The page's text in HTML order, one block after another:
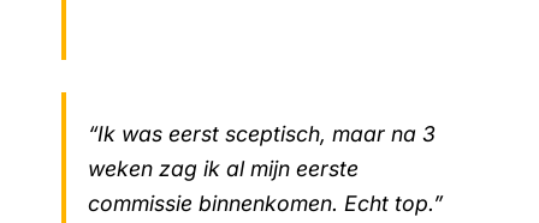
“Ik was eerst sceptisch, maar na 3
weken zag ik al mijn eerste
commissie binnenkomen. Echt top.”